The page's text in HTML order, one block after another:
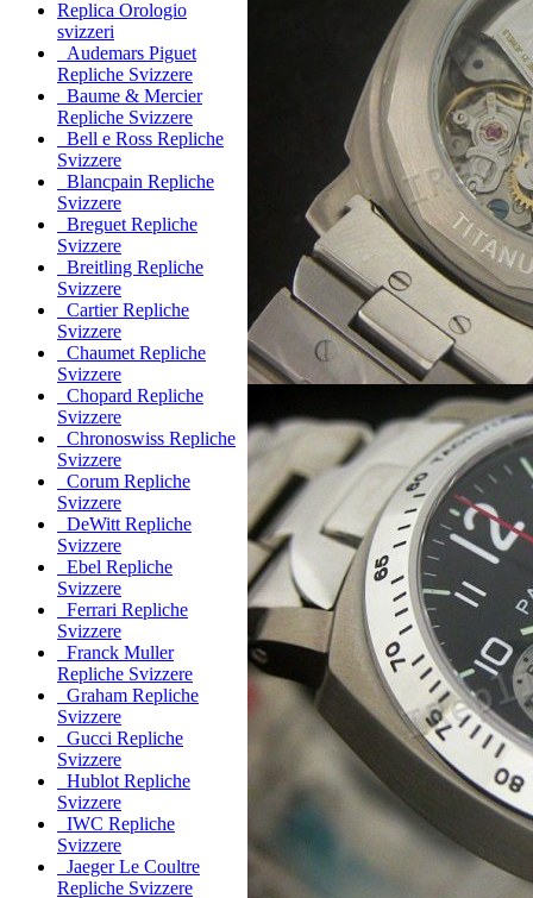
Replica Orologio
svizzeri
Audemars Piguet
Repliche Svizzere
Baume & Mercier
Repliche Svizzere
Bell e Ross Repliche
Svizzere
Blancpain Repliche
Svizzere
Breguet Repliche
Svizzere
Breitling Repliche
Svizzere
Cartier Repliche
Svizzere
Chaumet Repliche
Svizzere
Chopard Repliche
Svizzere
Chronoswiss Repliche
Svizzere
Corum Repliche
Svizzere
DeWitt Repliche
Svizzere
Ebel Repliche
Svizzere
Ferrari Repliche
Svizzere
Franck Muller
Repliche Svizzere
Graham Repliche
Svizzere
Gucci Repliche
Svizzere
Hublot Repliche
Svizzere
IWC Repliche
Svizzere
Jaeger Le Coultre
Repliche Svizzere